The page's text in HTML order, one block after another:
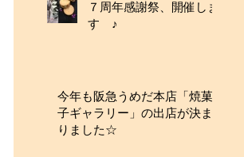
７周年感謝祭、開催しま
す ♪
今年も阪急うめだ本店「焼菓
子ギャラリー」の出店が決ま
りました☆